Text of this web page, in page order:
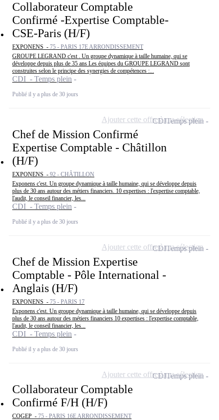
Collaborateur Comptable
Confirmé -Expertise Comptable-
CSE-Paris (H/F)
EXPONENS - 75 - PARIS 17E ARRONDISSEMENT
GROUPE LEGRAND c'est . Un groupe dynamique à taille humaine, qui se
développe depuis plus de 35 ans Les équipes du GROUPE LEGRAND sont
construites selon le principe des synergies de compétences :...
CDI - Temps plein
Publié il y a plus de 30 jours
Chef de Mission Confirmé
Expertise Comptable - Châtillon
(H/F)
EXPONENS - 92 - CHÂTILLON
Exponens c'est. Un groupe dynamique à taille humaine, qui se développe depuis
plus de 30 ans autour des métiers financiers. 10 expertises : l'expertise comptable,
l'audit, le conseil financier, les...
CDI - Temps plein
Publié il y a plus de 30 jours
CDITemps plein
Ajouter cette offre à ma sélection
Chef de Mission Expertise
Comptable - Pôle International -
Anglais (H/F)
EXPONENS - 75 - PARIS 17
Exponens c'est. Un groupe dynamique à taille humaine, qui se développe depuis
plus de 30 ans autour des métiers financiers 10 expertises : l'expertise comptable,
l'audit, le conseil financier, les...
CDI - Temps plein
Publié il y a plus de 30 jours
CDITemps plein
Ajouter cette offre à ma sélection
Collaborateur Comptable
Confirmé F/H (H/F)
COGEP - 75 - PARIS 16E ARRONDISSEMENT
CDITemps plein
Ajouter cette offre à ma sélection